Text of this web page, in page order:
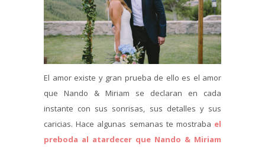
El amor existe y gran prueba de ello es el amor
que Nando & Miriam se declaran en cada
instante con sus sonrisas, sus detalles y sus
caricias. Hace algunas semanas te mostraba el
preboda al atardecer que Nando & Miriam